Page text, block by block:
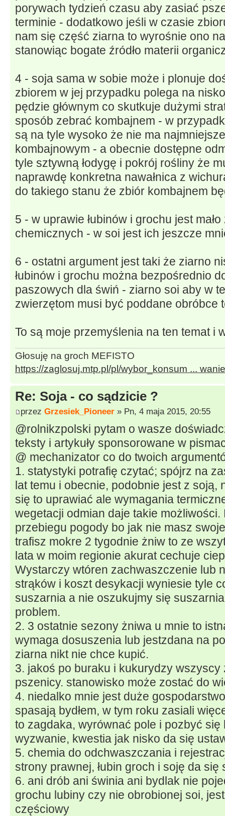
porywach tydzień czasu aby zasiać
terminie - dodatkowo jeśli w czasie
nam się część ziarna to wyrośnie ono
stanowiąc bogate źródło materii
4 - soja sama w sobie może i plonuje
zbiorem w jej przypadku polega na
pędzie głównym co skutkuje dużymi
sposób zebrać kombajnem - w
są na tyle wysoko że nie ma
kombajnowym - a obecnie dostępne
tyle sztywną łodygę i pokrój rośliny że
naprawdę konkretna nawałnica z
do takiego stanu że zbiór kombajnem
5 - w uprawie łubinów i grochu jest
chemicznych - w soi jest ich jeszcze
6 - ostatni argument jest taki że ziarno
łubinów i grochu można bezpośrednio
paszowych dla świń - ziarno soi aby w
zwierzętom musi być poddane obróbce
To są moje przemyślenia na ten temat i
Głosuję na groch MEFISTO
https://zaglosuj.mtp.pl/pl/wybor_konsum ...
Re: Soja - co sądzicie ?
przez Grzesiek_Pioneer » Pn, 4 maja 2015, 20:55
@rolnikzpolski pytam o wasze
teksty i artykuły sponsorowane w
@ mechanizator co do twoich
1. statystyki potrafię czytać; spójrz na
lat temu i obecnie, podobnie jest z soją,
się to uprawiać ale wymagania
wegetacji odmian daje takie
przebiegu pogody bo jak nie masz
trafisz mokre 2 tygodnie żniw to ze
lata w moim regionie akurat cechuje
Wystarczy wtóren zachwaszczenie lub
strąków i koszt desykacji wyniesie tyle
suszarnia a nie oszukujmy się
problem.
2. 3 ostatnie sezony żniwa u mnie to
wymaga dosuszenia lub jestzdana na
ziarna nikt nie chce kupić.
3. jakoś po buraku i kukurydzy wszyscy
pszenicy. stanowisko może zostać do
4. niedalko mnie jest duże
spasają bydłem, w tym roku zasiali
to zagdaka, wyrównać pole i pozbyć się
wyzwanie, kwestia jak nisko da się
5. chemia do odchwaszczania i
strony prawnej, łubin groch i soję da
6. ani drób ani świnia ani bydlak nie
grochu lubiny czy nie obrobionej soi,
częściowy